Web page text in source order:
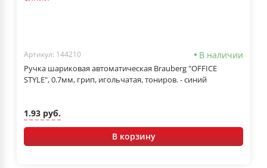
Артикул: 144210 В наличии
Ручка шариковая автоматическая Brauberg "OFFICE
STYLE", 0.7мм, грип, игольчатая, тониров. - синий
1.93 руб.
В корзину